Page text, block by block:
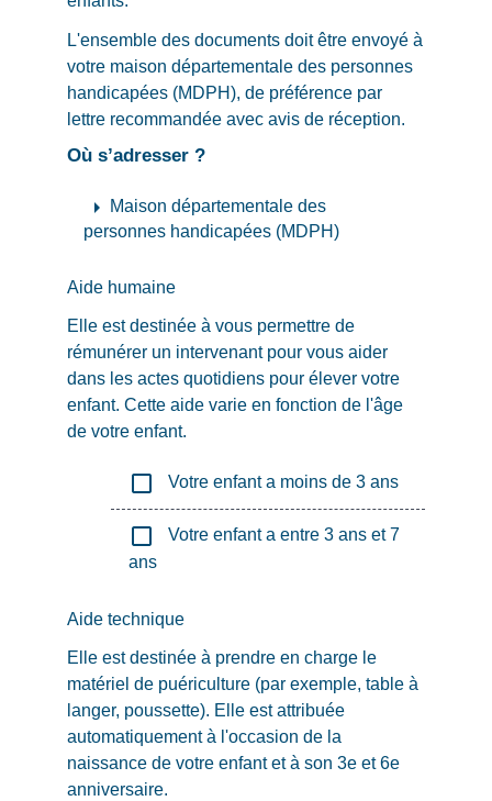
L'ensemble des documents doit être envoyé à
votre maison départementale des personnes
handicapées (MDPH), de préférence par
lettre recommandée avec avis de réception.
Où s’adresser ?
arrow_right
Maison départementale des
personnes handicapées (MDPH)
Aide humaine
Elle est destinée à vous permettre de
rémunérer un intervenant pour vous aider
dans les actes quotidiens pour élever votre
enfant. Cette aide varie en fonction de l'âge
de votre enfant.
check_box_outline_blank Votre enfant a moins de 3 ans
check_box_outline_blank
Votre enfant a entre 3 ans et 7
ans
Aide technique
Elle est destinée à prendre en charge le
matériel de puériculture (par exemple, table à
langer, poussette). Elle est attribuée
automatiquement à l'occasion de la
naissance de votre enfant et à son 3e et 6e
anniversaire.